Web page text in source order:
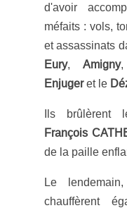
d'avoir
méfaits : vols,
et assassinats
Eury,Amigny
Enjugeret le
Ils brûlèrent
François
de la paille
Le
chauffèrent